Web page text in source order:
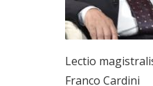
Lectio
Franco Cardini